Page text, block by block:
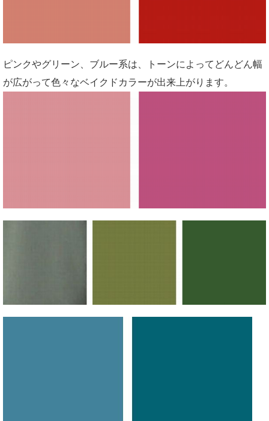
ピンクやグリーン、ブルー系は、トーンによってどんどん幅
が広がって色々なベイクドカラーが出来上がります。